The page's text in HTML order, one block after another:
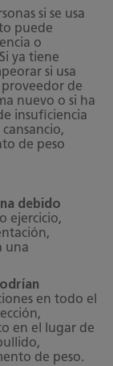
si se usa
puede
o
ya tiene
si usa
de
nuevo o si ha
insuficiencia
de peso
debido
ejercicio,
una
en todo el
en el lugar de
de peso.